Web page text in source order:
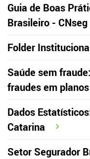
Guia de Boas
Brasileiro - CNseg
Folder
Saúde sem
fraudes em
Dados
Catarina
Setor Segurador